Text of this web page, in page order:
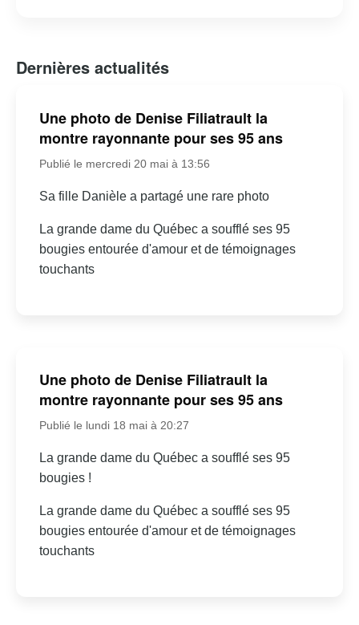
Dernières actualités
Une photo de Denise Filiatrault la
montre rayonnante pour ses 95 ans
Publié le mercredi 20 mai à 13:56
Sa fille Danièle a partagé une rare photo
La grande dame du Québec a soufflé ses 95
bougies entourée d'amour et de témoignages
touchants
Une photo de Denise Filiatrault la
montre rayonnante pour ses 95 ans
Publié le lundi 18 mai à 20:27
La grande dame du Québec a soufflé ses 95
bougies !
La grande dame du Québec a soufflé ses 95
bougies entourée d'amour et de témoignages
touchants